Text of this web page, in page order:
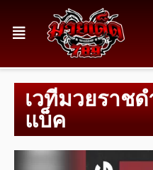
เวทีมวยราช
แบ็ค